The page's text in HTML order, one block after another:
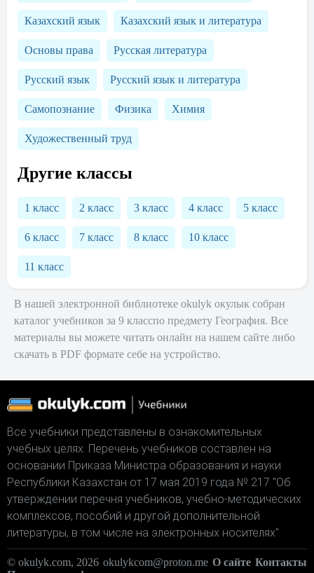
Казахский язык Казахский язык и литература
Основы права Русская литература
Русский язык Русский язык и литература
Самопознание Физика Химия
Художественный труд
Другие классы
1 класс 2 класс 3 класс 4 класс 5 класс
6 класс 7 класс 8 класс 10 класс
11 класс
В нашей электронной библиотеке okulyk окулык собран
каталог учебников за 9 класспо предмету География. Все
материалы вы можете читать онлайн на нашем сайте либо
скачать в PDF формате себе на устройство.
Все учебники представлены в ознакомительных
учебных целях. Перечень учебников составлен на
основании Приказа Министра образования и науки
Республики Казахстан от 17 мая 2019 года № 217 "Об
утверждении перечня учебников, учебно-методических
комплексов, пособий и другой дополнительной
литературы, в том числе на электронных носителях"
© okulyk.com, 2026 okulykcom@proton.me О сайте Контакты